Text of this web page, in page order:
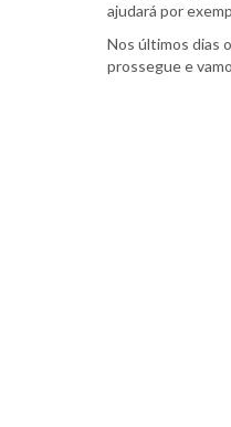
ajudará por
Nos últimos dias
prossegue e